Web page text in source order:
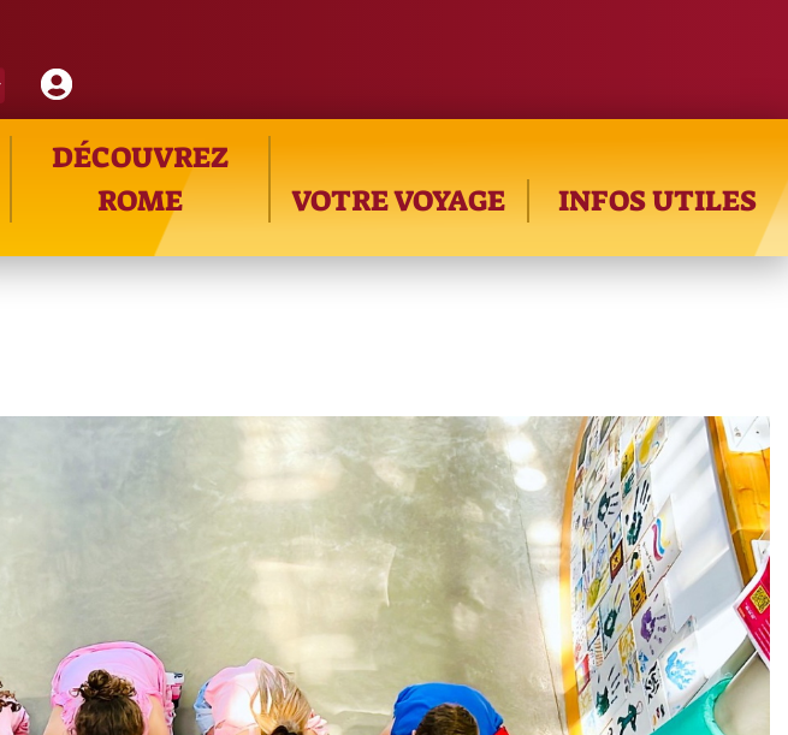
DÉCOUVREZ
ROME
VOTRE VOYAGE INFOS UTILES